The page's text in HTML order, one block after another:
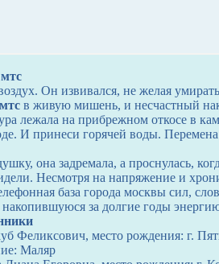
Он извивался, не желая
в живую мишень, и несчастный
лежала на прибрежном откосе в
И принеси горячей воды.
она задремала, а проснулась,
Несмотря на напряжение и
база города москвы сил,
накопившуюся за долгие годы
Феликсович, место рождения: г.
Маляр